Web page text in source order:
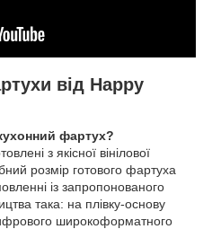
від Happy
фартух?
з якісної вінілової
розмір готового фартуха
із запропонованого
така: на плівку-основу
широкоформатного